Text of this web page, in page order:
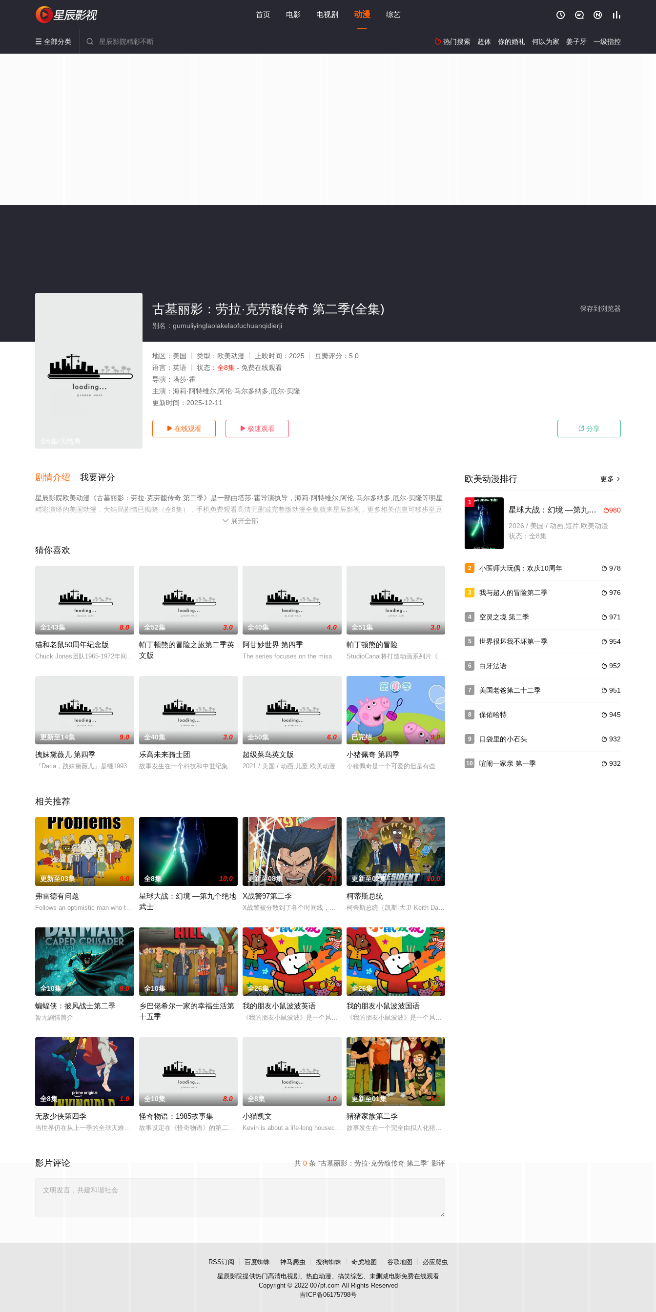
首页 电影 电视剧 动漫 综艺    
 全部分类   热门搜索 超体 你的婚礼 何以为家 姜子牙 一级指控
保存到浏览器
古墓丽影：劳拉·克劳馥传奇 第二季(全集)
别名：gumuliyinglaolakelaofuchuanqidierji
地区： 美国 类型： 欧美动漫 上映时间： 2025 豆瓣评分： 5.0
语言： 英语 状态： 全8集 - 免费在线观看
导演： 塔莎·霍
主演： 海莉·阿特维尔,阿伦·马尔多纳多,厄尔·贝隆
更新时间： 2025-12-11
 在线观看  极速观看  分享
剧情介绍 我要评分
星辰影院欧美动漫《古墓丽影：劳拉·克劳馥传奇 第二季》是一部由塔莎·霍导演执导，海莉·阿特维尔,阿伦·马尔多纳多,厄尔·贝隆等明星
精彩演绎的美国动漫，大结局剧情已揭晓（全8集），手机免费观看高清无删减完整版动漫全集就来星辰影视，更多相关信息可移步至豆
 展开全部
猜你喜欢
全143集 8.0
猫和老鼠50周年纪念版
Chuck Jones团队1965-1972年间基于Hanna–Barbera在1940-1957年制作的
全52集 3.0
帕丁顿熊的冒险之旅第二季英
文版
全40集 4.0
阿甘妙世界 第四季
The series focuses on the misadventures of Gumball Wa
全51集 3.0
帕丁顿熊的冒险
StudioCanal将打造动画系列片《帕丁顿熊》，该系列片改编自迈克尔·邦德笔下“帕丁顿熊”系列故事集。
更新至14集 9.0
拽妹黛薇儿 第四季
『Daria，跩妹黛薇儿』是继1993年『Beavis & Butt-head瘪四与大头蛋』之后M
全40集 3.0
乐高未来骑士团
故事发生在一个科技和中世纪集一体的王国，五名英勇的骑士从该王国的骑士学院毕业了，担任起了保卫王国的任务，同
全50集 6.0
超级菜鸟英文版
2021 / 美国 / 动画,儿童,欧美动漫
已完结 9.0
小猪佩奇 第四季
小猪佩奇是一个可爱的但是有些小专横的小猪。她已经五岁了，与她的猪妈妈，猪爸爸，和弟弟乔治生活在一
相关推荐
更新至03集 9.0
弗雷德有问题
Follows an optimistic man who tries to keep up with t
全8集 10.0
星球大战：幻境 —第九个绝地
武士
更新至08集 7.0
X战警97第二季
X战警被分散到了各个时间线，从过去，到未来，而他们将在最脆弱的时间点遭遇袭击——如今，1990年代。天启发
更新至02集 10.0
柯蒂斯总统
柯蒂斯总统（凯斯·大卫 Keith David 配音）及其古怪的幕僚团队将共同应对那些瑞克根本不会理会的一
全10集 9.0
蝙蝠侠：披风战士第二季
暂无剧情简介
全10集 7.0
乡巴佬希尔一家的幸福生活第
十五季
全26集 7.0
我的朋友小鼠波波英语
《我的朋友小鼠波波》是一个风靡全球、深受学龄前儿童及家长喜爱的经典IP，改编自英国著名儿童作家露西·卡曾斯
全26集 1.0
我的朋友小鼠波波国语
《我的朋友小鼠波波》是一个风靡全球、深受学龄前儿童及家长喜爱的经典IP，改编自英国著名儿童作家露西·
全8集 1.0
无敌少侠第四季
当世界仍在从上一季的全球灾难中恢复之际，已发生变化的马克因内疚而痛苦不堪。他在全力保护家园和挚爱之人时，与
全10集 8.0
怪奇物语：1985故事集
故事设定在《怪奇物语》的第二季和第三季之间，欢迎回到1985年冬天的霍金斯，主角团将面对新的怪物和超自然之
全8集 1.0
小猫凯文
Kevin is about a life-long housecat who decides that
更新至01集 1.0
猪猪家族第二季
故事发生在一个完全由拟人化猪猪居住的世界，地点是一个名为哼哼菲尔德的古怪小镇。这是一部连载式的肥
共 0 条 “古墓丽影：劳拉·克劳馥传奇 第二季” 影评
影片评论
更多 
欧美动漫排行
1
980
星球大战：幻境 —第九个绝地武士
2026 / 美国 / 动画,短片,欧美动漫
状态：全8集
2  978
小医师大玩偶：欢庆10周年
3  976
我与超人的冒险第二季
4  971
空灵之境 第二季
5  954
世界很坏我不坏第一季
6  952
白牙法语
7  951
美国老爸第二十二季
8  945
保佑哈特
9  932
口袋里的小石头
10  932
喧闹一家亲 第一季
RSS订阅 百度蜘蛛 神马爬虫 搜狗蜘蛛 奇虎地图 谷歌地图
必应爬虫
星辰影院提供热门高清电视剧、热血动漫、搞笑综艺、未删减电影免费在线观看
Copyright © 2022 007pf.com All Rights Reserved
吉ICP备06175798号